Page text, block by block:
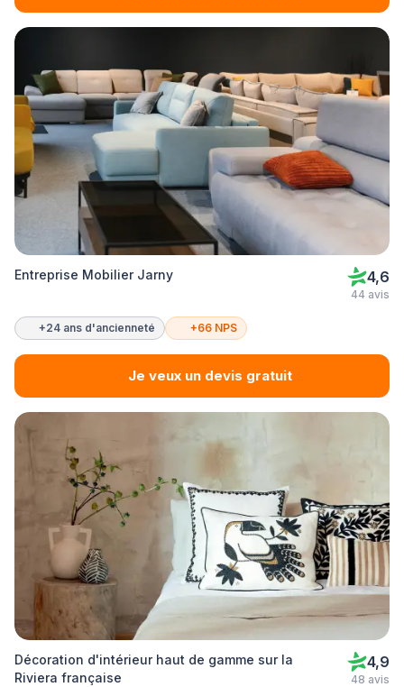
Entreprise Mobilier Jarny 4,6
44 avis
+24 ans d'ancienneté +66 NPS
Je veux un devis gratuit
Décoration d'intérieur haut de gamme sur la
Riviera française
4,9
48 avis